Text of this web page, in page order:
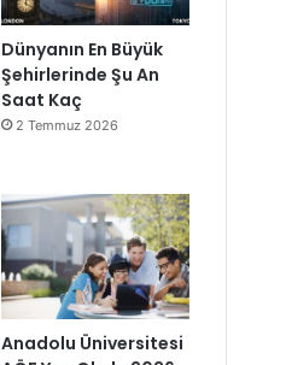
Dünyanın En Büyük
Şehirlerinde Şu An
Saat Kaç
2 Temmuz 2026
Anadolu Üniversitesi